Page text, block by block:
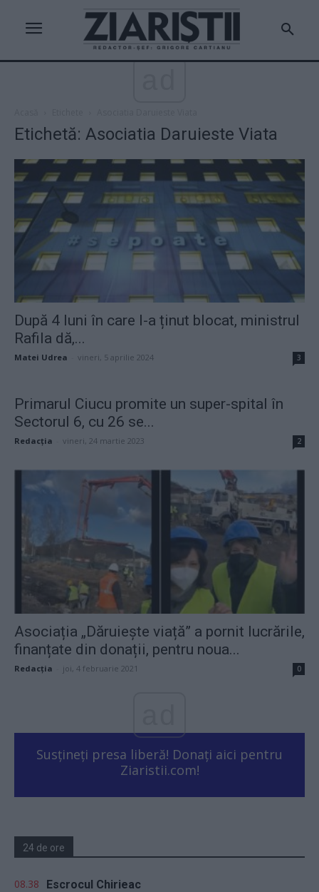
Etichetă: Asociatia Daruieste Viata
După 4 luni în care l-a ținut blocat, ministrul
Rafila dă,...
Matei Udrea vineri, 5 aprilie 2024 3
Primarul Ciucu promite un super-spital în
Sectorul 6, cu 26 se...
Redacţia vineri, 24 martie 2023 2
Asociația „Dăruiește viață” a pornit lucrările,
finanțate din donații, pentru noua...
Redacţia joi, 4 februarie 2021 0
Susțineți presa liberă! Donați aici pentru
Ziaristii.com!
24 de ore
08.38 Escrocul Chirieac